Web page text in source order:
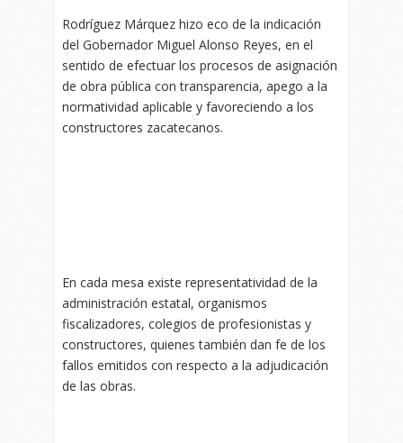
Rodríguez Márquez hizo eco de la indicación
del Gobernador Miguel Alonso Reyes, en el
sentido de efectuar los procesos de asignación
de obra pública con transparencia, apego a la
normatividad aplicable y favoreciendo a los
constructores zacatecanos.
En cada mesa existe representatividad de la
administración estatal, organismos
fiscalizadores, colegios de profesionistas y
constructores, quienes también dan fe de los
fallos emitidos con respecto a la adjudicación
de las obras.